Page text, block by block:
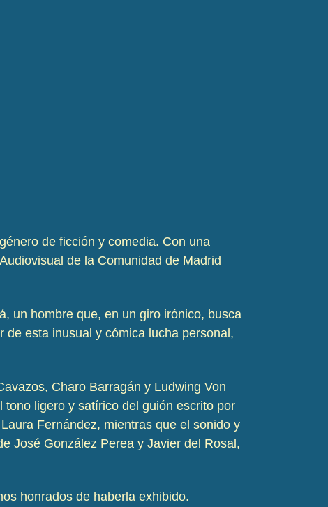
de ficción y comedia. Con una
de la Comunidad de Madrid
un hombre que, en un giro irónico, busca
esta inusual y cómica lucha personal,
Charo Barragán y Ludwing Von
ligero y satírico del guión escrito por
Fernández, mientras que el sonido y
José González Perea y Javier del Rosal,
honrados de haberla exhibido.